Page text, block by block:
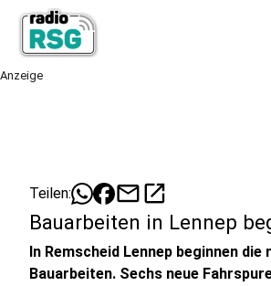
Anzeige
Teilen: mailopen_in_new
Bauarbeiten in Lennep
In Remscheid Lennep beginnen die
Bauarbeiten. Sechs neue